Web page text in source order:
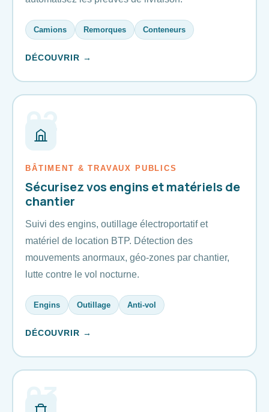
Camions Remorques Conteneurs
DÉCOUVRIR →
02
BÂTIMENT & TRAVAUX PUBLICS
Sécurisez vos engins et matériels de
chantier
Suivi des engins, outillage électroportatif et
matériel de location BTP. Détection des
mouvements anormaux, géo-zones par chantier,
lutte contre le vol nocturne.
Engins Outillage Anti-vol
DÉCOUVRIR →
03